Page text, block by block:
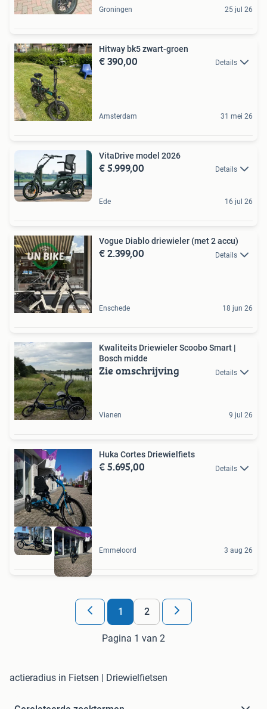
Groningen 25 jul 26
Hitway bk5 zwart-groen
€ 390,00 Details
Amsterdam 31 mei 26
VitaDrive model 2026
€ 5.999,00 Details
Ede 16 jul 26
Vogue Diablo driewieler (met 2 accu)
€ 2.399,00 Details
Enschede 18 jun 26
Kwaliteits Driewieler Scoobo Smart |
Bosch midde
Zie omschrijving Details
Vianen 9 jul 26
Huka Cortes Driewielfiets
€ 5.695,00 Details
Emmeloord 3 aug 26
1 2
Pagina 1 van 2
actieradius in Fietsen | Driewielfietsen